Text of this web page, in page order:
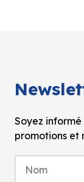
Soyez
promotions et